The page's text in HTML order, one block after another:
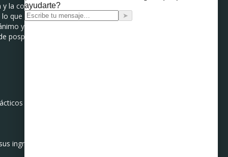
la confianza.
que genera fricción.
y la convivencia.
posponerse por falta de
para mantener una
ingresos, deudas y